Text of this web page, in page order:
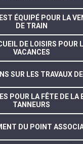
ÉQUIPÉ POUR LA
DE TRAIN
DE LOISIRS POUR
VACANCES
SUR LES TRAVAUX
POUR LA FÊTE DE LA
TANNEURS
DU POINT